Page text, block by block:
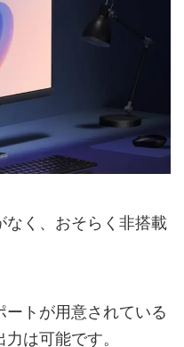
なく、おそらく非搭載
トが用意されている
は可能です。